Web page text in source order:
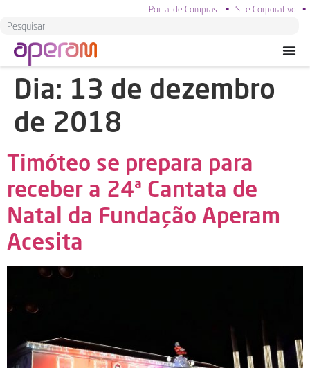
Portal de Compras • Site Corporativo •
Dia: 13 de dezembro
de 2018
Timóteo se prepara para
receber a 24ª Cantata de
Natal da Fundação Aperam
Acesita